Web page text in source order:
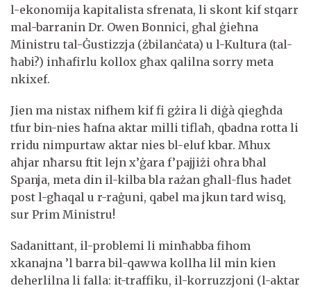
l-ekonomija kapitalista sfrenata, li skont kif stqarr
mal-barranin Dr. Owen Bonnici, għal ġieħna
Ministru tal-Ġustizzja (żbilanċata) u l-Kultura (tal-
ħabi?) inħafirlu kollox għax qalilna sorry meta
nkixef.
Jien ma nistax nifhem kif fi gżira li diġà qiegħda
tfur bin-nies ħafna aktar milli tiflaħ, qbadna rotta li
rridu nimpurtaw aktar nies bl-eluf kbar. Mhux
aħjar nħarsu ftit lejn x’ġara f’pajjiżi oħra bħal
Spanja, meta din il-kilba bla rażan għall-flus ħadet
post l-għaqal u r-raġuni, qabel ma jkun tard wisq,
sur Prim Ministru!
Sadanittant, il-problemi li minħabba fihom
xkanajna ’l barra bil-qawwa kollha lil min kien
deherlilna li falla: it-traffiku, il-korruzzjoni (l-aktar